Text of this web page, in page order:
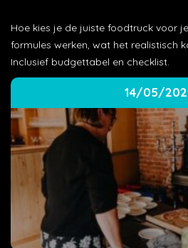
Hoe kies je de juiste foodtruck voor
formules werken, wat het realistisch
Inclusief budgettabel en checklist.
14/05/